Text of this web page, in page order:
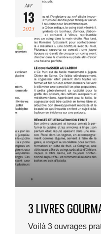
Avr
13
2023
3 LIVRES
Voilà 3 ouvrages